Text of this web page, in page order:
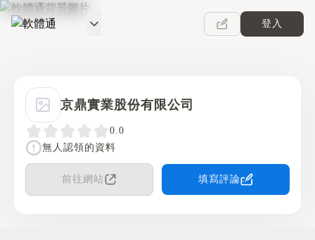
軟體通
登入
京鼎實業股份有限公司
0.0
無人認領的資料
前往網站 填寫評論